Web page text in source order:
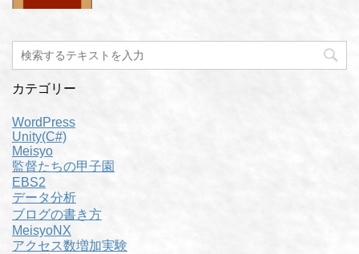
カテゴリー
WordPress
Unity(C#)
Meisyo
監督たちの甲子園
EBS2
データ分析
ブログの書き方
MeisyoNX
アクセス数増加実験